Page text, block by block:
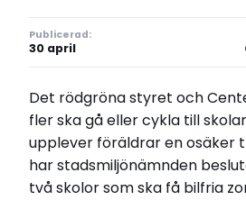
Publicerad:
30 april
Det rödgröna styret och
fler ska gå eller cykla till
upplever föräldrar en osäker
har stadsmiljönämnden
två skolor som ska få bilfria